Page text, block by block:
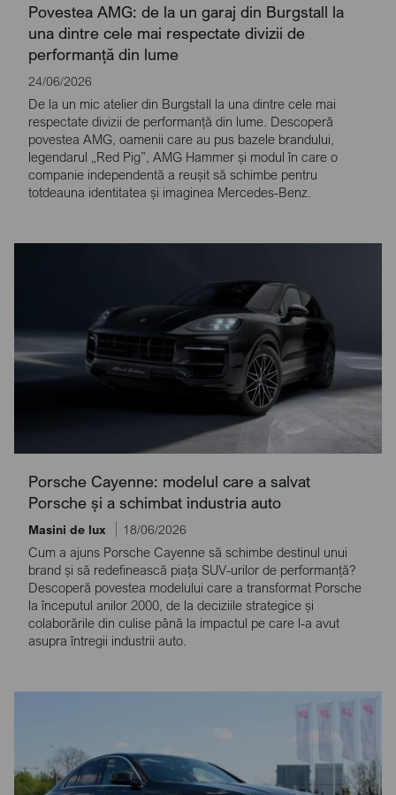
Povestea AMG: de la un garaj din Burgstall la
una dintre cele mai respectate divizii de
performanță din lume
24/06/2026
De la un mic atelier din Burgstall la una dintre cele mai
respectate divizii de performanță din lume. Descoperă
povestea AMG, oamenii care au pus bazele brandului,
legendarul „Red Pig”, AMG Hammer și modul în care o
companie independentă a reușit să schimbe pentru
totdeauna identitatea și imaginea Mercedes-Benz.
Porsche Cayenne: modelul care a salvat
Porsche și a schimbat industria auto
Masini de lux 18/06/2026
Cum a ajuns Porsche Cayenne să schimbe destinul unui
brand și să redefinească piața SUV-urilor de performanță?
Descoperă povestea modelului care a transformat Porsche
la începutul anilor 2000, de la deciziile strategice și
colaborările din culise până la impactul pe care l-a avut
asupra întregii industrii auto.